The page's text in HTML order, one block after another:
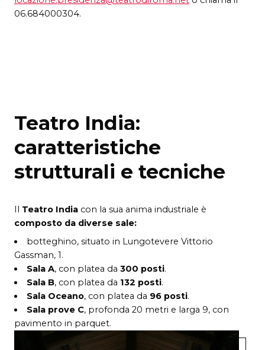
06.684000304.
Teatro India:
caratteristiche
strutturali e tecniche
Il Teatro India con la sua anima industriale è
composto da diverse sale:
botteghino, situato in Lungotevere Vittorio
Gassman, 1.
Sala A, con platea da 300 posti.
Sala B, con platea da 132 posti.
Sala Oceano, con platea da 96 posti.
Sala prove C, profonda 20 metri e larga 9, con
pavimento in parquet.